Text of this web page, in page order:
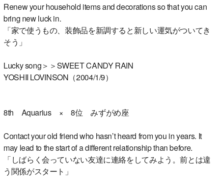
Renew your household items and decorations so that you can
bring new luck in.
「家で使うもの、装飾品を新調すると新しい運気がついてき
そう」
Lucky song＞＞SWEET CANDY RAIN
YOSHII LOVINSON（2004/1/9）
8th Aquarius × 8位 みずがめ座
Contact your old friend who hasn’t heard from you in years. It
may lead to the start of a different relationship than before.
「しばらく会っていない友達に連絡をしてみよう。前とは違
う関係がスタート」